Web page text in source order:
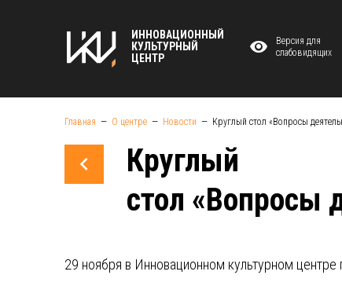
ИННОВАЦИОННЫЙ
КУЛЬТУРНЫЙ
ЦЕНТР
Версия для
слабовидящих
Главная О центре Новости Круглый стол «Вопросы
Круглый
стол «Вопросы
29 ноября в Инновационном культурном